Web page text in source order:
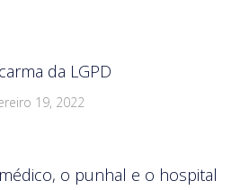
da LGPD
19, 2022
o punhal e o hospital